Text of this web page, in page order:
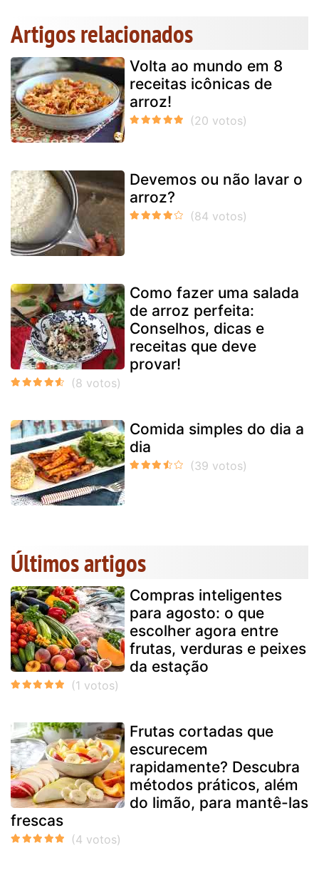
Artigos relacionados
Volta ao mundo em 8
receitas icônicas de
arroz!
Devemos ou não lavar o
arroz?
Como fazer uma salada
de arroz perfeita:
Conselhos, dicas e
receitas que deve
provar!
Comida simples do dia a
dia
Últimos artigos
Compras inteligentes
para agosto: o que
escolher agora entre
frutas, verduras e peixes
da estação
Frutas cortadas que
escurecem
rapidamente? Descubra
métodos práticos, além
do limão, para mantê-las
frescas